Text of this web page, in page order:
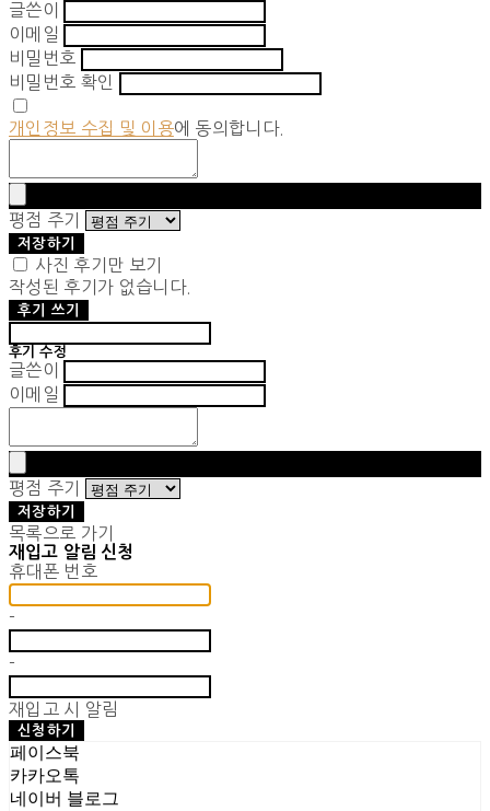
글쓴이
이메일
비밀번호
비밀번호 확인
개인정보 수집 및 이용에 동의합니다.
평점 주기
저장하기
사진 후기만 보기
작성된 후기가 없습니다.
후기 쓰기
후기 수정
글쓴이
이메일
평점 주기
저장하기
목록으로 가기
재입고 알림 신청
휴대폰 번호
-
-
재입고 시 알림
신청하기
페이스북
카카오톡
네이버 블로그